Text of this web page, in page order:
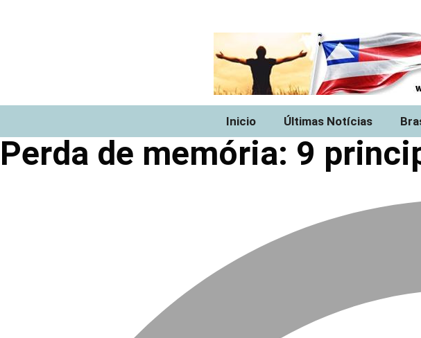
Inicio Últimas Notícias
Perda de memória: 9